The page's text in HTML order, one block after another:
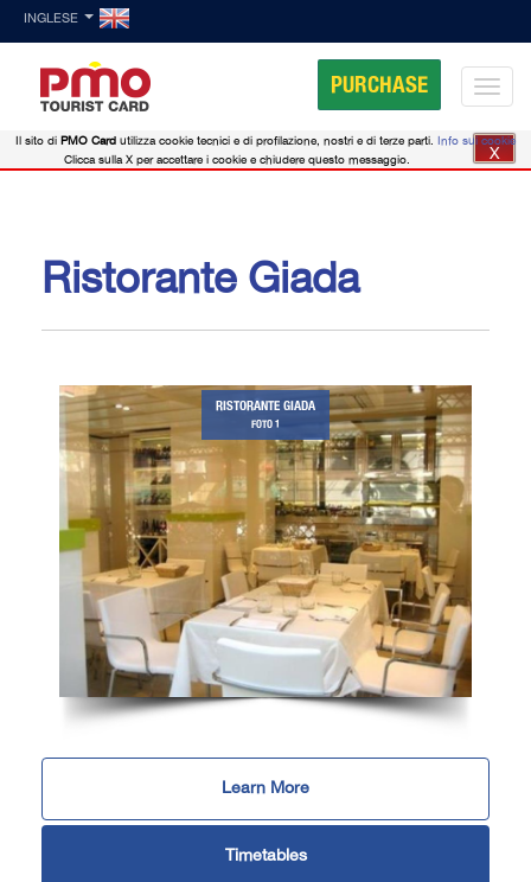
INGLESE
PURCHASE
Ristorante Giada
RISTORANTE GIADA
FOTO 1
Learn More
Timetables
Il sito di PMO Card utilizza cookie tecnici e di profilazione, nostri e di terze parti. Info sui cookie
Clicca sulla X per accettare i cookie e chiudere questo messaggio.
X